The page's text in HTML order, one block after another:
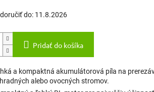
do: 11.8.2026
Pridať do košíka
a kompaktná akumulátorová píla na
alebo ovocných stromov.